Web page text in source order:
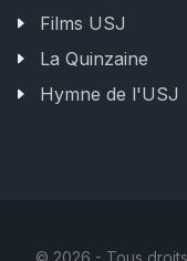
Films USJ
La Quinzaine
Hymne de l'USJ
© 2026 - Tous